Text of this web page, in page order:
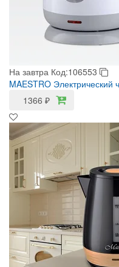
На завтра Код:106553
MAESTRO Электрический
1366 ₽